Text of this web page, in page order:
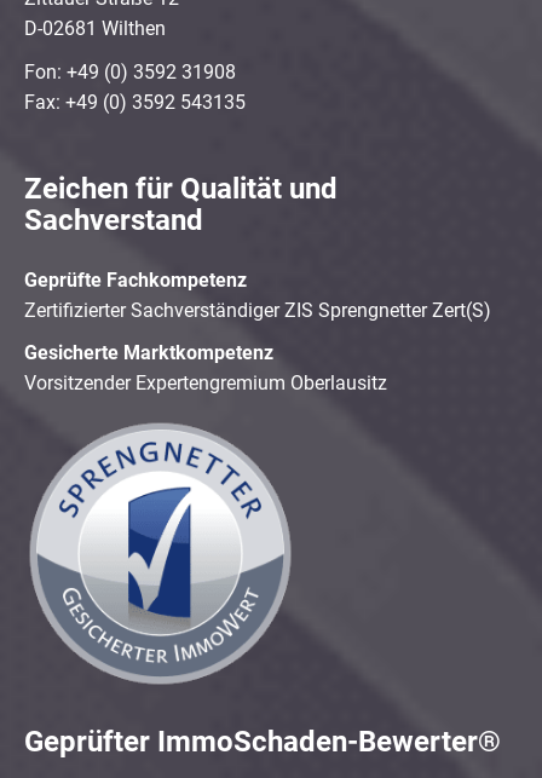
D-02681 Wilthen
Fon: +49 (0) 3592 31908
Fax: +49 (0) 3592 543135
Zeichen für Qualität und
Sachverstand
Geprüfte Fachkompetenz
Zertifizierter Sachverständiger ZIS Sprengnetter Zert(S)
Gesicherte Marktkompetenz
Vorsitzender Expertengremium Oberlausitz
Geprüfter ImmoSchaden-Bewerter®